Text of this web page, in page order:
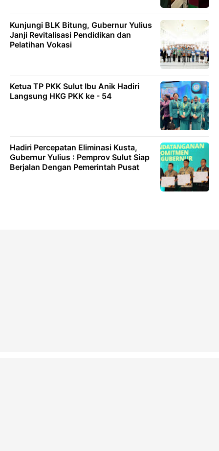
Kunjungi BLK Bitung, Gubernur Yulius
Janji Revitalisasi Pendidikan dan
Pelatihan Vokasi
Ketua TP PKK Sulut Ibu Anik Hadiri
Langsung HKG PKK ke - 54
Hadiri Percepatan Eliminasi Kusta,
Gubernur Yulius : Pemprov Sulut Siap
Berjalan Dengan Pemerintah Pusat